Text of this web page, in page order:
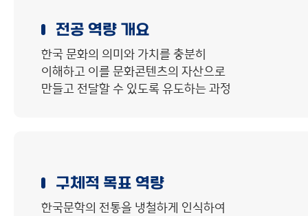
전공 역량 개요
한국 문화의 의미와 가치를 충분히
이해하고 이를 문화콘텐츠의 자산으로
만들고 전달할 수 있도록 유도하는 과정
구체적 목표 역량
한국문학의 전통을 냉철하게 인식하여